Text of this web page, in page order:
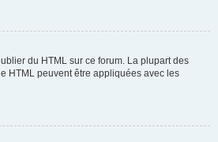
du HTML sur ce forum. La plupart des
HTML peuvent être appliquées avec les